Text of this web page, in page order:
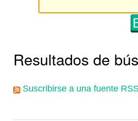
Resultados de
Suscribirse a una fuente